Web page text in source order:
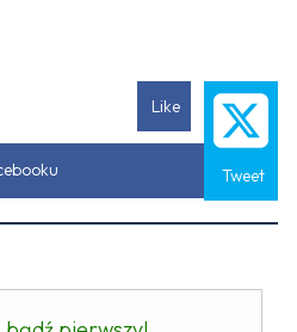
Like
Tweet